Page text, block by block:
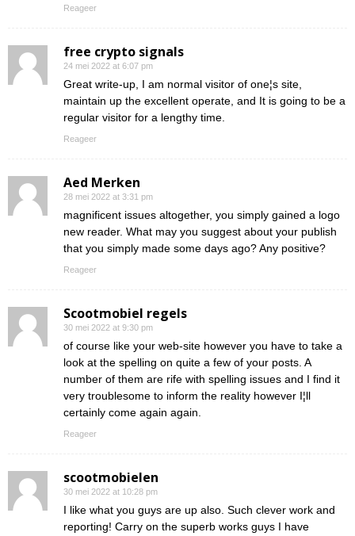
Reageer
free crypto signals
24 mei 2022 at 6:07 pm
Great write-up, I am normal visitor of one¦s site,
maintain up the excellent operate, and It is going to be a
regular visitor for a lengthy time.
Reageer
Aed Merken
28 mei 2022 at 3:31 pm
magnificent issues altogether, you simply gained a logo
new reader. What may you suggest about your publish
that you simply made some days ago? Any positive?
Reageer
Scootmobiel regels
30 mei 2022 at 9:30 pm
of course like your web-site however you have to take a
look at the spelling on quite a few of your posts. A
number of them are rife with spelling issues and I find it
very troublesome to inform the reality however I¦ll
certainly come again again.
Reageer
scootmobielen
30 mei 2022 at 10:28 pm
I like what you guys are up also. Such clever work and
reporting! Carry on the superb works guys I have